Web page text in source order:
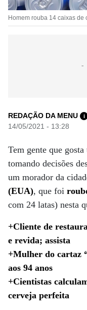
Homem rouba 14 caixas de
REDAÇÃO DA MENU i
14/05/2021 - 13:28
Tem gente que gosta
tomando decisões
um morador da
(EUA), que foi
com 24 latas) nesta
+Cliente de
e revida; assista
+Mulher do cartaz
aos 94 anos
+Cientistas
cerveja perfeita